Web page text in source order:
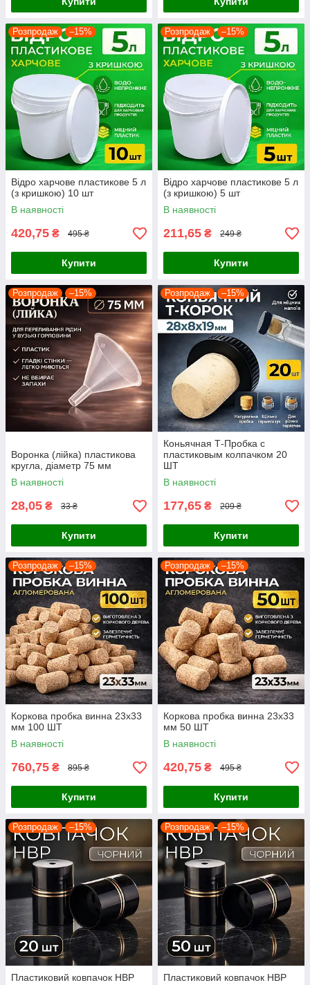
Розпродаж –15%
Відро харчове пластикове 5 л
(з кришкою) 10 шт
В наявності
420,75 ₴ 495 ₴
Купити
Розпродаж –15%
Відро харчове пластикове 5 л
(з кришкою) 5 шт
В наявності
211,65 ₴ 249 ₴
Купити
Розпродаж –15%
Воронка (лійка) пластикова
кругла, діаметр 75 мм
В наявності
28,05 ₴ 33 ₴
Купити
Розпродаж –15%
Коньячная Т-Пробка с
пластиковым колпачком 20
ШТ
В наявності
177,65 ₴ 209 ₴
Купити
Розпродаж –15%
Коркова пробка винна 23х33
мм 100 ШТ
В наявності
760,75 ₴ 895 ₴
Купити
Розпродаж –15%
Коркова пробка винна 23х33
мм 50 ШТ
В наявності
420,75 ₴ 495 ₴
Купити
Розпродаж –15%
Пластиковий ковпачок НВР
Розпродаж –15%
Пластиковий ковпачок НВР